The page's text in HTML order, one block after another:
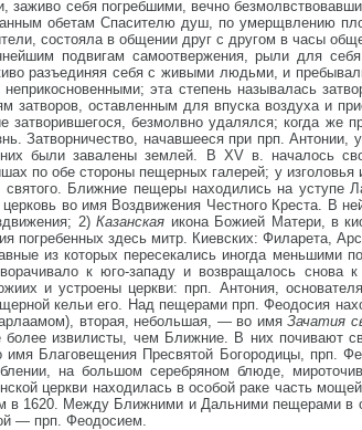
себя погребшими, вечно
обетам Спасителю душ, по умерщвлению
состояла в общении друг с другом в часы
подвигам самоотвержения, рыли для
разъединяя себя с живыми людьми, и
эта степень называлась
затворов, оставленным для впуска воздуха и
затворившегося, безмолвно удалялся; когда же
Затворничество, начавшееся при прп.
были завалены землей. В XV в. началось
по обе стороны пещерных галерей; у
Ближние пещеры находились на уступе
во имя Воздвижения Честного Креста. В
2)Казанская икона Божией Матери, в
погребенных здесь митр. Киевских: Филарета,
из которых пересекались иногда меньшими
к юго-западу и возвращалось
и устроены церкви: прп. Антония,
кельи его. Над пещерами прп. Феодосия
вторая, небольшая, — во имяЗачатия
извилисты, чем Ближние. В них почивают
Благовещения Пресвятой Богородицы, прп.
на большом серебряном блюде,
церкви находилась в особой раке часть
1620. Между Ближними и Дальними пещерами в
— прп. Феодосием.